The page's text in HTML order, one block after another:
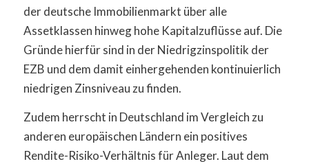
der deutsche Immobilienmarkt über alle
Assetklassen hinweg hohe Kapitalzuflüsse auf. Die
Gründe hierfür sind in der Niedrigzinspolitik der
EZB und dem damit einhergehenden kontinuierlich
niedrigen Zinsniveau zu finden.
Zudem herrscht in Deutschland im Vergleich zu
anderen europäischen Ländern ein positives
Rendite-Risiko-Verhältnis für Anleger. Laut dem